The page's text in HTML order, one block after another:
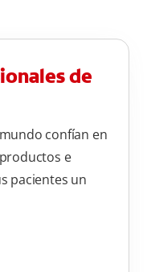
de
confían en
e
pacientes un